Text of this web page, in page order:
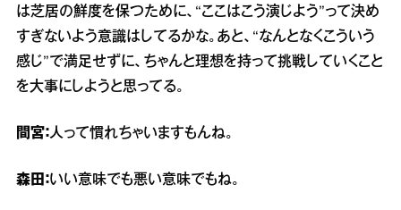
は芝居の鮮度を保つために、“ここはこう演じよう”って決め
すぎないよう意識はしてるかな。あと、“なんとなくこういう
感じ”で満足せずに、ちゃんと理想を持って挑戦していくこと
を大事にしようと思ってる。
間宮：人って慣れちゃいますもんね。
森田：いい意味でも悪い意味でもね。